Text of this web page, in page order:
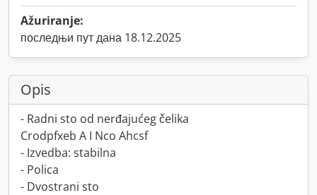
Ažuriranje:
последњи пут дана 18.12.2025
Opis
- Radni sto od nerđajućeg čelika
Crodpfxeb A I Nco Ahcsf
- Izvedba: stabilna
- Polica
- Dvostrani sto